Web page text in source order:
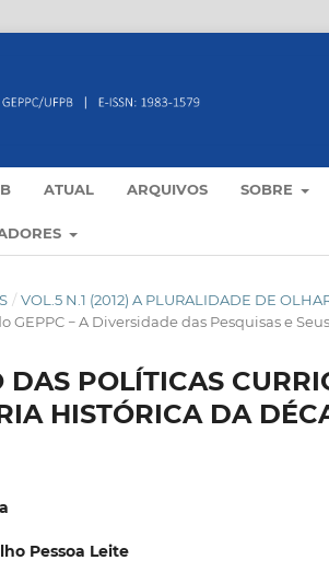
ATUAL ARQUIVOS SOBRE
/ VOL.5 N.1 (2012) A PLURALIDADE DE
GEPPC − A Diversidade das Pesquisas e
DAS POLÍTICAS
HISTÓRICA DA
Pessoa Leite